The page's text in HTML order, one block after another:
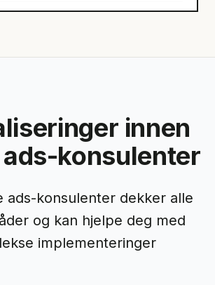
innen
konsulenter
ads-konsulenter dekker alle
og kan hjelpe deg med
implementeringer